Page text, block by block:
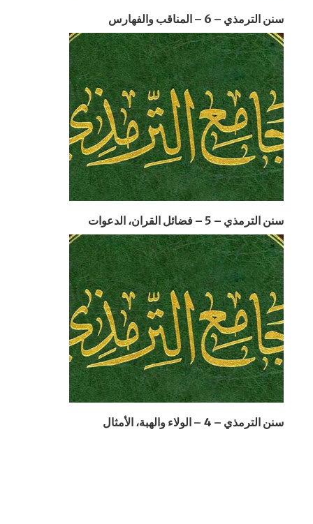
سنن الترمذي – 6 – المناقب والفهارس
سنن الترمذي – 5 – فضائل القران، الدعوات
سنن الترمذي – 4 – الولاء والهبة، الأمثال